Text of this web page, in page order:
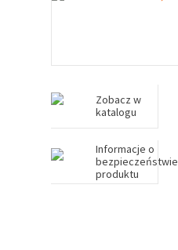
Zobacz w
katalogu
Informacje o
bezpieczeństwie
produktu